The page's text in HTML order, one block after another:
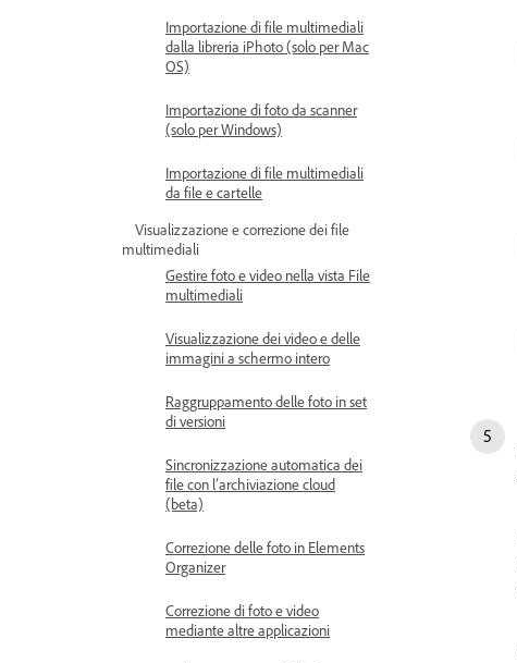
Importazione di file multimediali
dalla libreria iPhoto (solo per Mac
OS)
Importazione di foto da scanner
(solo per Windows)
Importazione di file multimediali
da file e cartelle
Visualizzazione e correzione dei file
multimediali
Gestire foto e video nella vista File
multimediali
Visualizzazione dei video e delle
immagini a schermo intero
Raggruppamento delle foto in set
di versioni
Sincronizzazione automatica dei
file con l’archiviazione cloud
(beta)
Correzione delle foto in Elements
Organizer
Correzione di foto e video
mediante altre applicazioni